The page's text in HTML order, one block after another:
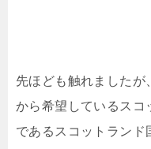
先ほども触れましたが
から希望しているスコ
であるスコットランド